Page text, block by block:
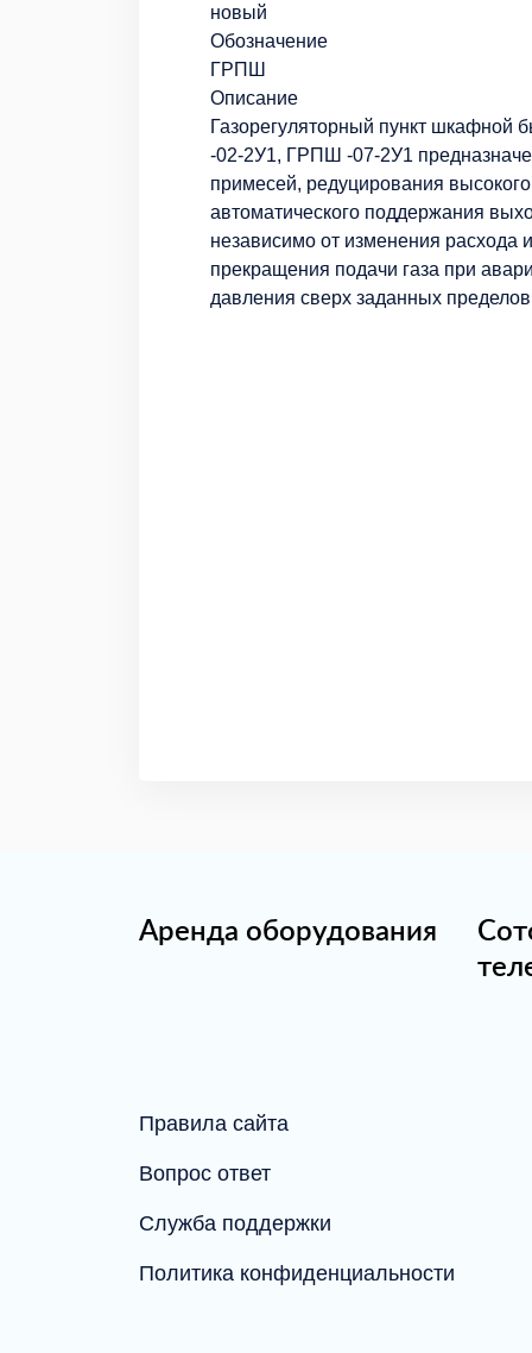
новый
Обозначение
ГРПШ
Описание
Газорегуляторный пункт
-02-2У1, ГРПШ -07-2У1
примесей, редуцирования
автоматического поддержания
независимо от изменения расхода
прекращения подачи газа при
давления сверх заданных
Аренда оборудования
Правила сайта
Вопрос ответ
Служба поддержки
Политика конфиденциальности